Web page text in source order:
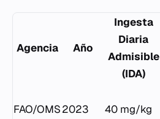
Agencia Año
Ingesta
Diaria
Admisible
(IDA)
FAO/OMS2023 40 mg/kg